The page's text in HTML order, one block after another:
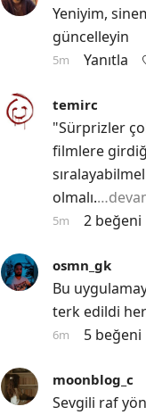
Yeniyim,
güncelleyin
5m Yanıtla
temirc
"Sürprizler
filmlere
olmalı.
5m 2 beğeni
osmn_gk
Bu
terk edildi
6m 5 beğeni
moonblog_c
Sevgili raf